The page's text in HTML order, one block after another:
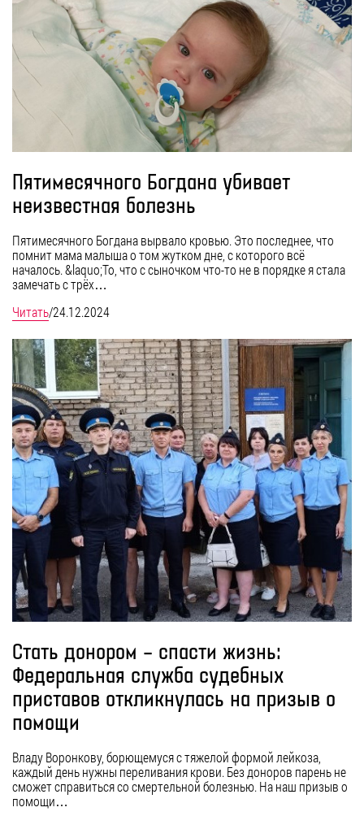
Пятимесячного Богдана убивает
неизвестная болезнь
Пятимесячного Богдана вырвало кровью. Это последнее, что
помнит мама малыша о том жутком дне, с которого всё
началось. &laquo;То, что с сыночком что-то не в порядке я стала
замечать с трёх…
Читать/24.12.2024
Стать донором – спасти жизнь:
Федеральная служба судебных
приставов откликнулась на призыв о
помощи
Владу Воронкову, борющемуся с тяжелой формой лейкоза,
каждый день нужны переливания крови. Без доноров парень не
сможет справиться со смертельной болезнью. На наш призыв о
помощи…